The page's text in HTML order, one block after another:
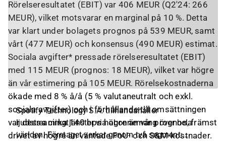
Rörelseresultatet (EBIT) var 406 MEUR (Q2'24: 266
MEUR), vilket motsvarar en marginal på 10 %. Detta
var klart under bolagets prognos på 539 MEUR, samt
vårt (477 MEUR) och konsensus (490 MEUR) estimat.
Sociala avgifter* pressade rörelseresultatet (EBIT)
med 115 MEUR (prognos: 18 MEUR), vilket var högre
än vår estimering på 105 MEUR. Rörelsekostnaderna
ökade med 8 % å/å (5 % valutaneutralt och exkl.
sociala avgifter) och i förhållande till omsättningen
var dessa cirka 140 bps högre än vår prognos, främst
drivet av högre än väntade FoU- och S&M-kostnader.
Spotify Technology S.A. tillhandahåller
ljudstreamingtjänster via abonnemang över hela
världen. Företaget verkar genom två segment: